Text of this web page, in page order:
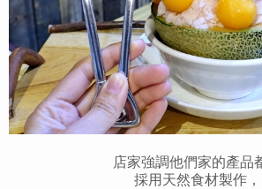
店家強調他們家的產品
採用 天然食材製作，